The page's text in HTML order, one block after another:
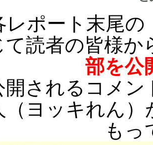
レポート末尾の
て読者の皆様か
部を公
開されるコメン
（ヨッキれん
もっ